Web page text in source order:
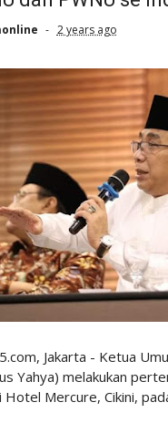
2 years ago
Jakarta - Ketua
Yahya) melakukan
Mercure, Cikini,